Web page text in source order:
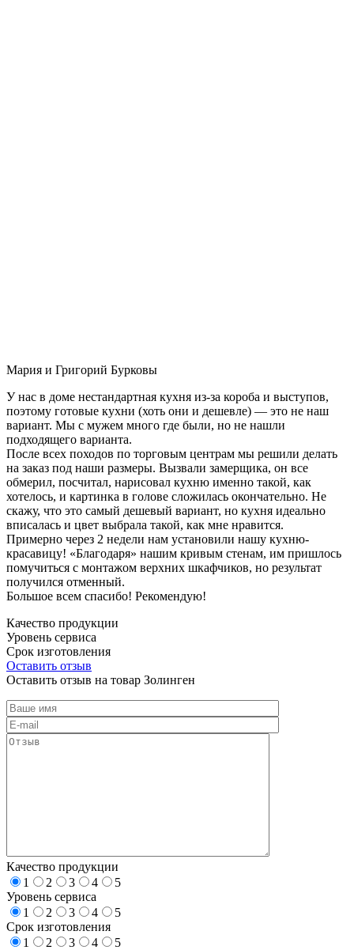
Мария и Григорий Бурковы
У нас в доме нестандартная кухня из-за короба и выступов,
поэтому готовые кухни (хоть они и дешевле) — это не наш
вариант. Мы с мужем много где были, но не нашли
подходящего варианта.
После всех походов по торговым центрам мы решили делать
на заказ под наши размеры. Вызвали замерщика, он все
обмерил, посчитал, нарисовал кухню именно такой, как
хотелось, и картинка в голове сложилась окончательно. Не
скажу, что это самый дешевый вариант, но кухня идеально
вписалась и цвет выбрала такой, как мне нравится.
Примерно через 2 недели нам установили нашу кухню-
красавицу! «Благодаря» нашим кривым стенам, им пришлось
помучиться с монтажом верхних шкафчиков, но результат
получился отменный.
Большое всем спасибо! Рекомендую!
Качество продукции
Уровень сервиса
Срок изготовления
Оставить отзыв
Оставить отзыв на товар Золинген
Качество продукции
1
2 3 4
5
Уровень сервиса
1
2 3 4
5
Срок изготовления
1
2 3 4
5